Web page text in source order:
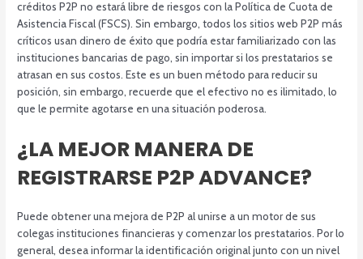
créditos P2P no estará libre de riesgos con la Política de Cuota de
Asistencia Fiscal (FSCS). Sin embargo, todos los sitios web P2P más
críticos usan dinero de éxito que podría estar familiarizado con las
instituciones bancarias de pago, sin importar si los prestatarios se
atrasan en sus costos. Este es un buen método para reducir su
posición, sin embargo, recuerde que el efectivo no es ilimitado, lo
que le permite agotarse en una situación poderosa.
¿LA MEJOR MANERA DE
REGISTRARSE P2P ADVANCE?
Puede obtener una mejora de P2P al unirse a un motor de sus
colegas instituciones financieras y comenzar los prestatarios. Por lo
general, desea informar la identificación original junto con un nivel